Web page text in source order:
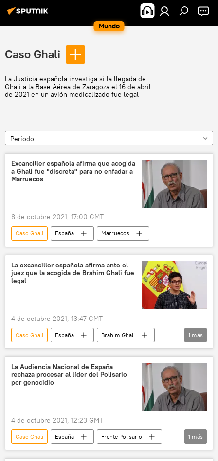
Mundo
Caso Ghali
La Justicia española investiga si la llegada de
Ghali a la Base Aérea de Zaragoza el 16 de abril
de 2021 en un avión medicalizado fue legal
Período
Excanciller española afirma que acogida
a Ghali fue "discreta" para no enfadar a
Marruecos
8 de octubre 2021, 17:00 GMT
Caso Ghali España Marruecos
La excanciller española afirma ante el
juez que la acogida de Brahim Ghali fue
legal
4 de octubre 2021, 13:47 GMT
Caso Ghali España
Brahim Ghali
Arancha González Laya
1 más
La Audiencia Nacional de España
rechaza procesar al líder del Polisario
por genocidio
4 de octubre 2021, 12:23 GMT
Caso Ghali España
Frente Polisario
Brahim Ghali
1 más